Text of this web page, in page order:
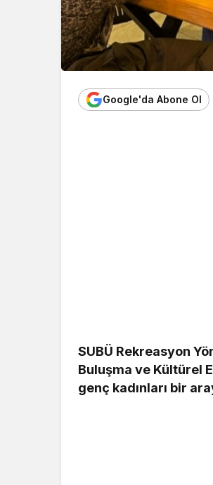
Google'da Abone Ol
SUBÜ Rekreasyon
Buluşma ve Kültürel
genç kadınları bir